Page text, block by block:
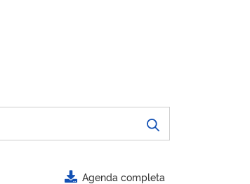
Agenda completa